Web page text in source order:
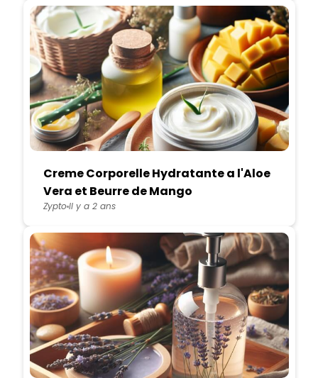
Creme Corporelle Hydratante a l'Aloe
Vera et Beurre de Mango
ZyptoIl y a 2 ans